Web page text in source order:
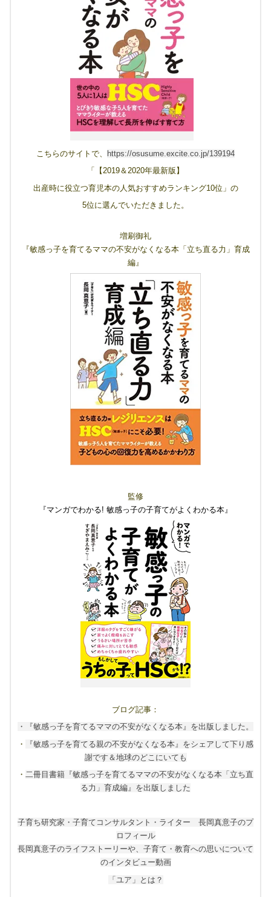
こちらのサイトで、 https://osusume.excite.co.jp/139194
「【2019＆2020年最新版】
出産時に役立つ育児本の人気おすすめランキング10位」の
5位に選んでいただきました。
増刷御礼
『敏感っ子を育てるママの不安がなくなる本「立ち直る力」育成
編』
監修
『マンガでわかる! 敏感っ子の子育てがよくわかる本 』
ブログ記事：
・『敏感っ子を育てるママの不安がなくなる本』を出版しました。
・
『敏感っ子を育てる親の不安がなくなる本』をシェアして下り感
謝です＆地球のどこにいても
・ 二冊目書籍『敏感っ子を育てるママの不安がなくなる本「立ち直
る力」育成編』を出版しました
子育ち研究家・子育てコンサルタント・ライター 長岡真意子のプ
ロフィール
長岡真意子のライフストーリーや、子育て・教育への思いについて
のインタビュー動画
「ユア」とは？